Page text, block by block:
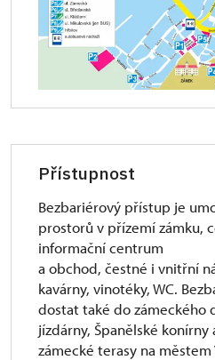
Přístupnost
Bezbariérový přístup je
prostorů v přízemí zámku,
informační centrum
a obchod, čestné i vnitřní
kavárny, vinotéky, WC.
dostat také do zámeckého
jízdárny, Španělské konírny
zámecké terasy na městem